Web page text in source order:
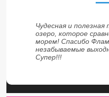
Чудесная и полезная
озеро, которое
морем! Спасибо
незабываемые
Супер!!!